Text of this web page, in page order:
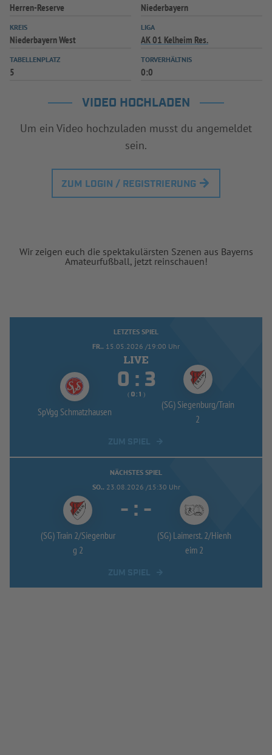
Herren-Reserve Niederbayern
KREIS
Niederbayern West
LIGA
AK 01 Kelheim Res.
TABELLENPLATZ
5
TORVERHÄLTNIS
0:0
VIDEO HOCHLADEN
Um ein Video hochzuladen musst du angemeldet
sein.
ZUM LOGIN / REGISTRIERUNG
Wir zeigen euch die spektakulärsten Szenen aus Bayerns
Amateurfußball, jetzt reinschauen!
LETZTES SPIEL
FR.. 15.05.2026 /19:00 Uhr
SpVgg Schmatzhausen
 : 
( :  )
(SG) Siegenburg/Train
2
NÄCHSTES SPIEL
SO.. 23.08.2026 /15:30 Uhr
(SG) Train 2/Siegenbur
g 2
- : -
(SG) Laimerst. 2/Hienh
eim 2